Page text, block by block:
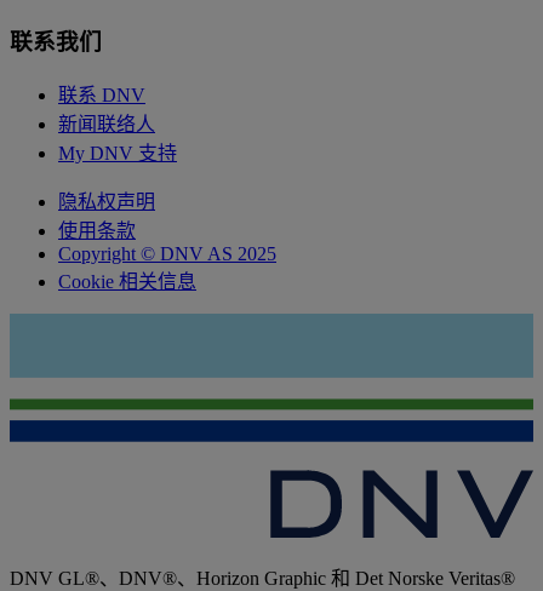
联系我们
联系 DNV
新闻联络人
My DNV 支持
隐私权声明
使用条款
Copyright © DNV AS 2025
Cookie 相关信息
DNV GL®、DNV®、Horizon Graphic 和 Det Norske Veritas®